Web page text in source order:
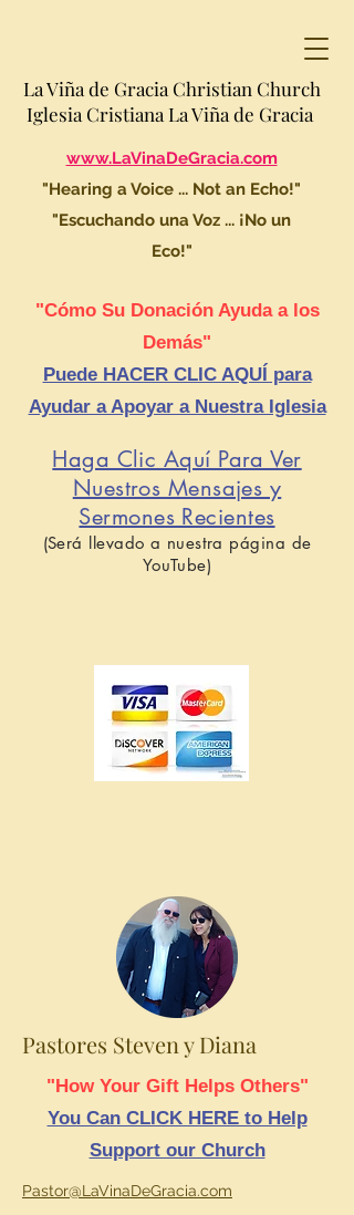
La Viña de Gracia Christian Church
Iglesia Cristiana La Viña de Gracia
www.LaVinaDeGracia.com
"Hearing a Voice ... Not an Echo!"
"Escuchando una Voz ... ¡No un
Eco!"
"Cómo Su Donación Ayuda a los
Demás"
Puede HACER CLIC AQUÍ para
Ayudar a Apoyar a Nuestra Iglesia
Haga Clic Aquí Para Ver
Nuestros Mensajes y
Sermones Recientes
(Será llevado a nuestra página de
YouTube)
Pastores Steven y Diana
"How Your Gift Helps Others"
You Can CLICK HERE to Help
Support our Church
Pastor@LaVinaDeGracia.com